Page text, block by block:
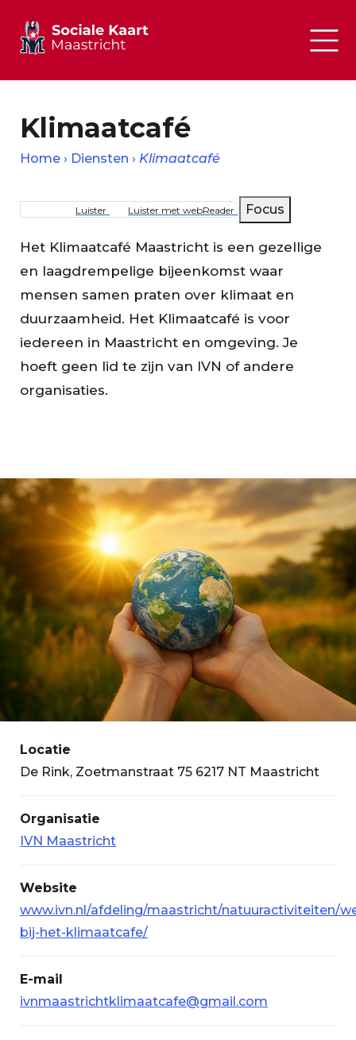
Klimaatcafé
Kruimelpad
Home Diensten Klimaatcafé
Luister Luister met webReader Focus
Het Klimaatcafé Maastricht is een gezellige
en laagdrempelige bijeenkomst waar
mensen samen praten over klimaat en
duurzaamheid. Het Klimaatcafé is voor
iedereen in Maastricht en omgeving. Je
hoeft geen lid te zijn van IVN of andere
organisaties.
Locatie
De Rink, Zoetmanstraat 75 6217 NT Maastricht
Organisatie
IVN Maastricht
Website
www.ivn.nl/afdeling/maastricht/natuuractiviteiten/
bij-het-klimaatcafe/
E-mail
ivnmaastrichtklimaatcafe@gmail.com